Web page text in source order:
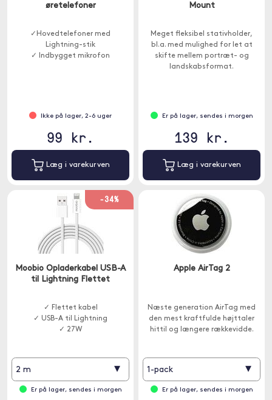
øretelefoner
✓Hovedtelefoner med
Lightning-stik
✓ Indbygget mikrofon
Ikke på lager, 2-6 uger
99 kr.
Læg i varekurven
Mount
Meget fleksibel stativholder,
bl.a. med mulighed for let at
skifte mellem portræt- og
landskabsformat.
Er på lager, sendes i morgen
139 kr.
Læg i varekurven
-34%
Moobio Opladerkabel USB-A
til Lightning Flettet
✓ Flettet kabel
✓ USB-A til Lightning
✓ 27W
2 m ▾
Er på lager, sendes i morgen
Apple AirTag 2
Næste generation AirTag med
den mest kraftfulde højttaler
hittil og længere rækkevidde.
1-pack ▾
Er på lager, sendes i morgen